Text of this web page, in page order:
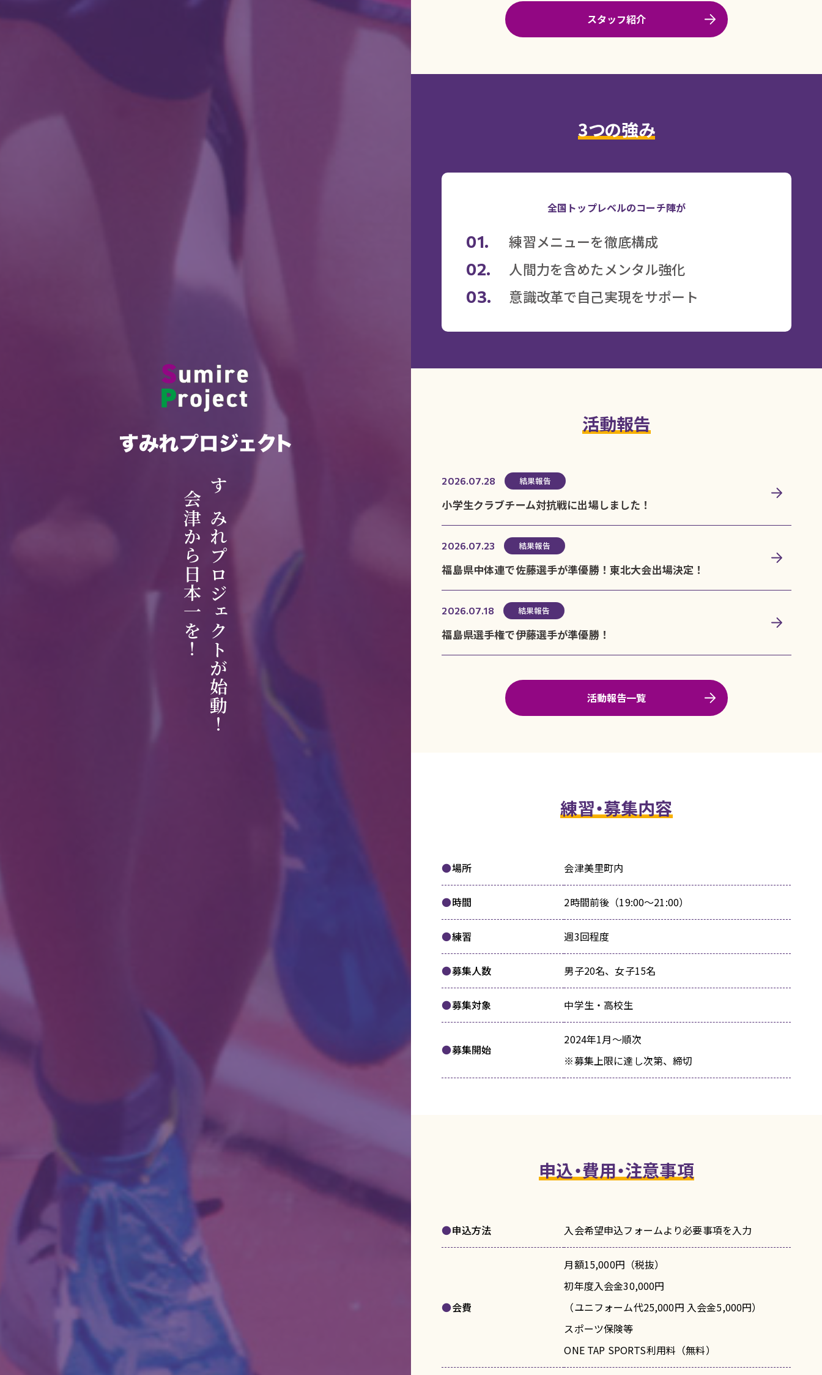
すみれプロジェクトが始動！
会津から日本一を！
スタッフ紹介
3つの強み
全国トップレベルのコーチ陣が
01. 練習メニューを徹底構成
02. 人間力を含めたメンタル強化
03. 意識改革で自己実現をサポート
活動報告
2026.07.28 結果報告
小学生クラブチーム対抗戦に出場しました！
2026.07.23 結果報告
福島県中体連で佐藤選手が準優勝！東北大会出場決定！
2026.07.18 結果報告
福島県選手権で伊藤選手が準優勝！
活動報告一覧
練習・募集内容
場所 会津美里町内
時間 2時間前後（19:00～21:00）
練習 週3回程度
募集人数 男子20名、女子15名
募集対象 中学生・高校生
募集開始
2024年1月～順次
※募集上限に達し次第、締切
申込・費用・注意事項
申込方法 入会希望申込フォームより必要事項を入力
会費
月額15,000円（税抜）
初年度入会金30,000円
（ユニフォーム代25,000円 入会金5,000円）
スポーツ保険等
ONE TAP SPORTS利用料（無料）